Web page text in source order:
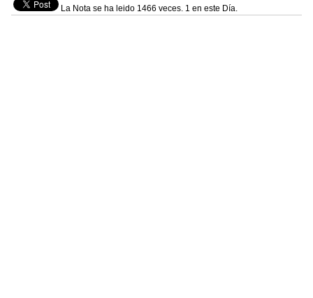
La Nota se ha leido 1466 veces. 1 en este Día.